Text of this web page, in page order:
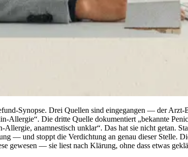
Synopse. Drei Quellen sind eingegangen — der
Allergie“. Die dritte Quelle dokumentiert „bekannte
anamnestisch unklar“. Das hat sie nicht getan.
— und stoppt die Verdichtung an genau dieser Stelle.
gewesen — sie liest nach Klärung, ohne dass etwas